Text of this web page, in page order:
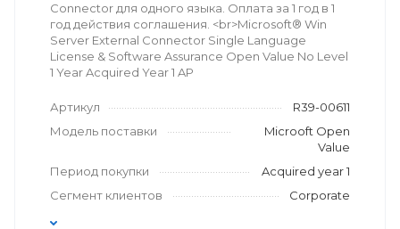
Connector для одного языка. Оплата за 1 год в 1
год действия соглашения. <br>Microsoft® Win
Server External Connector Single Language
License & Software Assurance Open Value No Level
1 Year Acquired Year 1 AP
Артикул
R39-00611
Модель поставки
Microoft Open
Value
Период покупки
Acquired year 1
Сегмент клиентов
Corporate